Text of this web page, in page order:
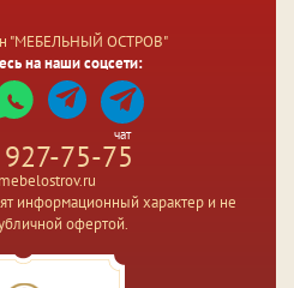
"МЕБЕЛЬНЫЙ ОСТРОВ"
на наши соцсети:
чат
75-75
информационный характер и не
офертой.